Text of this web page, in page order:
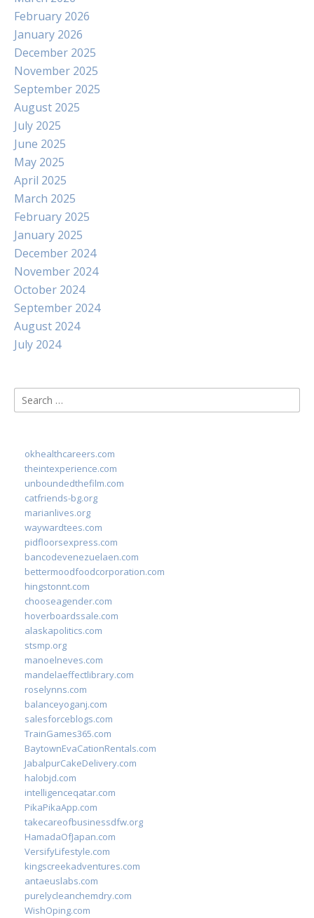
February 2026
January 2026
December 2025
November 2025
September 2025
August 2025
July 2025
June 2025
May 2025
April 2025
March 2025
February 2025
January 2025
December 2024
November 2024
October 2024
September 2024
August 2024
July 2024
Search
for:
okhealthcareers.com
theintexperience.com
unboundedthefilm.com
catfriends-bg.org
marianlives.org
waywardtees.com
pidfloorsexpress.com
bancodevenezuelaen.com
bettermoodfoodcorporation.com
hingstonnt.com
chooseagender.com
hoverboardssale.com
alaskapolitics.com
stsmp.org
manoelneves.com
mandelaeffectlibrary.com
roselynns.com
balanceyoganj.com
salesforceblogs.com
TrainGames365.com
BaytownEvaCationRentals.com
JabalpurCakeDelivery.com
halobjd.com
intelligenceqatar.com
PikaPikaApp.com
takecareofbusinessdfw.org
HamadaOfJapan.com
VersifyLifestyle.com
kingscreekadventures.com
antaeuslabs.com
purelycleanchemdry.com
WishOping.com